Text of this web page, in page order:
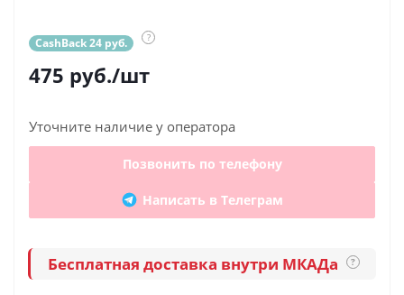
CashBack 24 руб. ?
475 руб./шт
Уточните наличие у оператора
Позвонить по телефону
Написать в Телеграм
Бесплатная доставка внутри МКАДа ?